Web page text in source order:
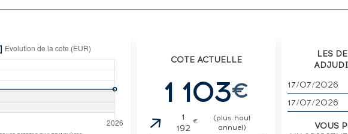
COTE ACTUELLE
1 103€
1
192
€
(plus haut
annuel)
LES
17/07/2026
17/07/2026
VOUS